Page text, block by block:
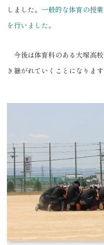
しました。 一般的な体育の授
を行いました。
今後は体育科のある大塚高
き継がれていくことになります